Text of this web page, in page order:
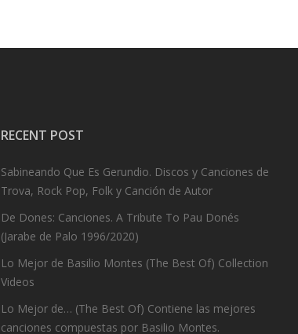
RECENT POST
Sabineando Que Es Gerundio. Discos y Canciones de
Trova, Rock Pop, Folk y Canción de Autor
De Dones: Canciones. A Tribute To Pau Donés
(Jarabe de Palo 1996/2020)
Lo Mejor de Basilio Montes (The Best Of) Collection
Videos
Lo Mejor de… (The Best Of) Contiene las mejores
canciones compuestas por Basilio Montes.